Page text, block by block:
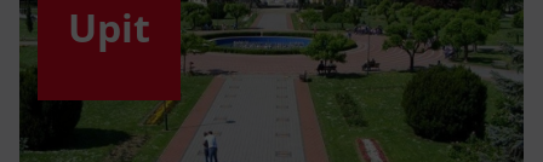
Upit